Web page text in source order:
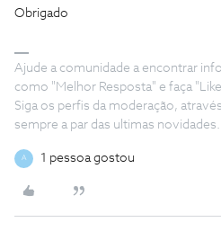
Obrigado
Ajude a comunidade a encontrar
como "Melhor Resposta" e faça
Siga os perfis da moderação,
sempre a par das ultimas novidades.
A 1 pessoa gostou